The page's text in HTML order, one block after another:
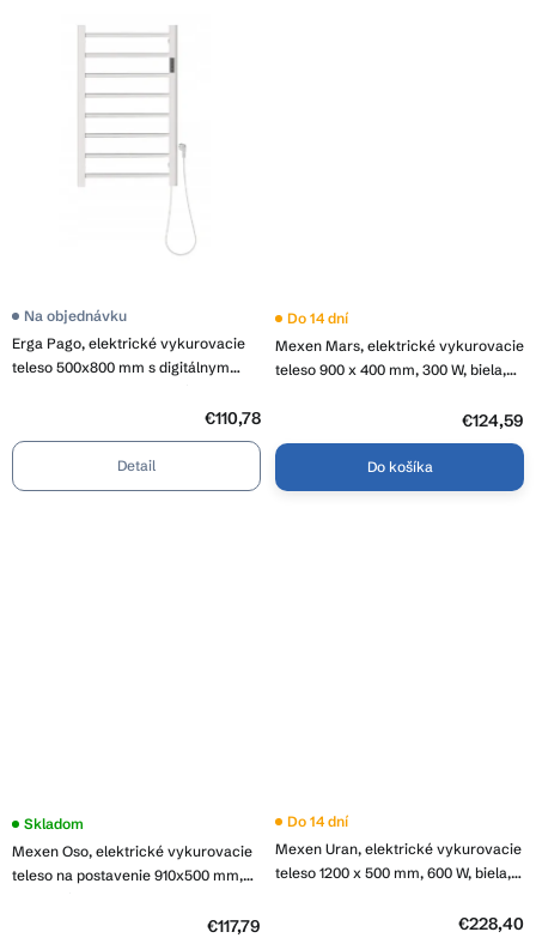
Erga Pago, elektrické vykurovacie
teleso 500x800 mm s digitálnym
stenu, 200W, biela matná, ERG-LAV-
GRZE-E-ST88080500-WH
Na objednávku
€110,78
Detail
Mexen Mars, elektrické vykurovacie
teleso 900 x 400 mm, 300 W, biela,
Do 14 dní
€124,59
Do košíka
Mexen Oso, elektrické vykurovacie
teleso na postavenie 910x500 mm,
Skladom
€117,79
Mexen Uran, elektrické vykurovacie
teleso 1200 x 500 mm, 600 W, biela,
Do 14 dní
€228,40